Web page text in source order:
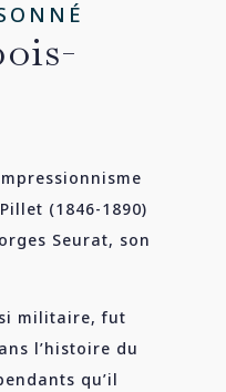
(1846-1890)
Seurat, son
militaire, fut
l’histoire du
qu’il